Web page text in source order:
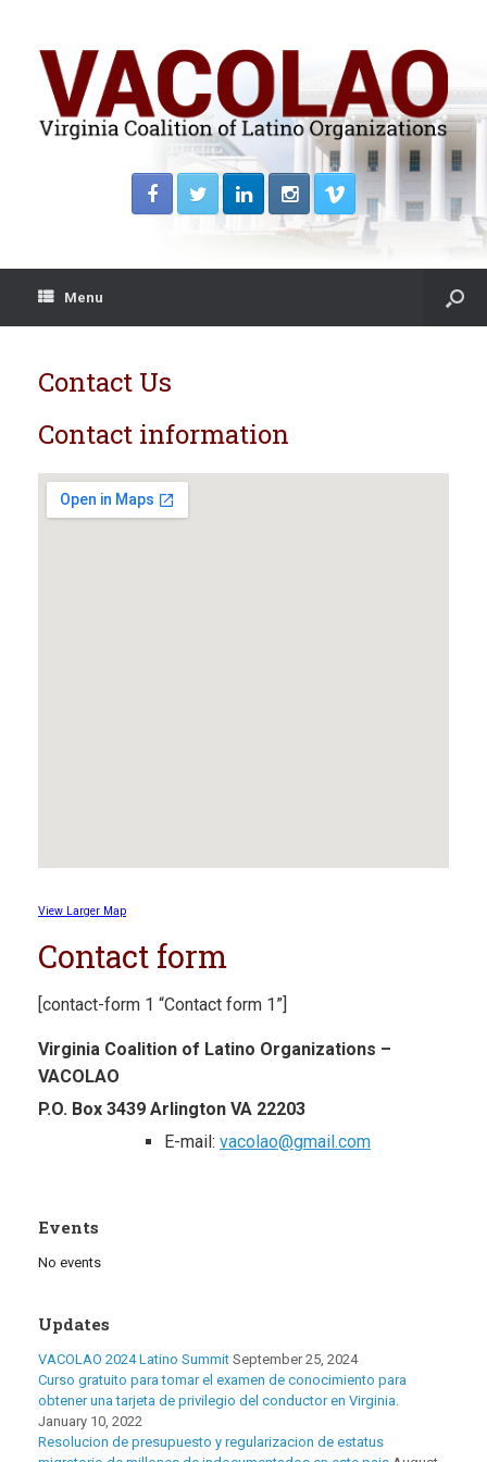
Menu
Contact Us
Contact information
View Larger Map
Contact form
[contact-form 1 “Contact form 1”]
Virginia Coalition of Latino Organizations –
VACOLAO
P.O. Box 3439 Arlington VA 22203
E-mail: vacolao@gmail.com
Events
No events
Updates
VACOLAO 2024 Latino Summit September 25, 2024
Curso gratuito para tomar el examen de conocimiento para
obtener una tarjeta de privilegio del conductor en Virginia.
January 10, 2022
Resolucion de presupuesto y regularizacion de estatus